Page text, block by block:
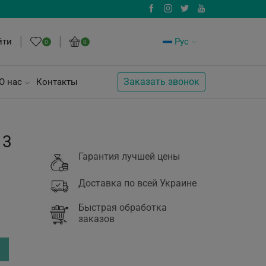
0 0 Рус
нас Контакты Заказать звонок
Гарантия лучшей цены
Доставка по всей Украине
Быстрая обработка
заказов